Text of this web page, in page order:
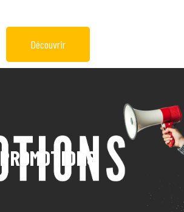
Découvrir
PROMOTIONS